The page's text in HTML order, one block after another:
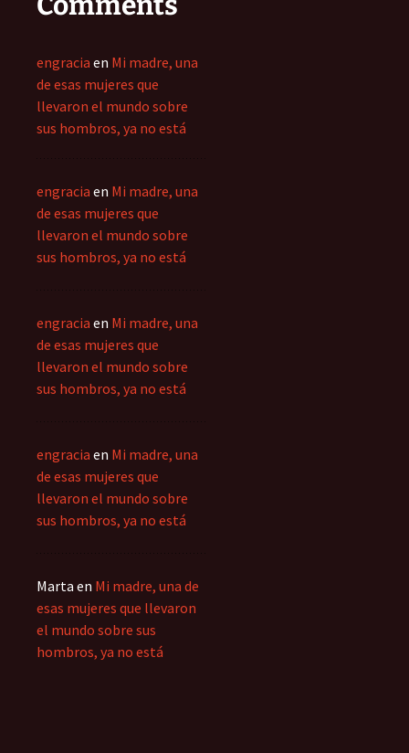
engracia en Mi madre, una
de esas mujeres que
llevaron el mundo sobre
sus hombros, ya no está
engracia en Mi madre, una
de esas mujeres que
llevaron el mundo sobre
sus hombros, ya no está
engracia en Mi madre, una
de esas mujeres que
llevaron el mundo sobre
sus hombros, ya no está
engracia en Mi madre, una
de esas mujeres que
llevaron el mundo sobre
sus hombros, ya no está
Marta en Mi madre, una de
esas mujeres que llevaron
el mundo sobre sus
hombros, ya no está